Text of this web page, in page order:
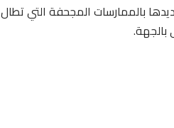
بالممارسات المجحفة التي
بالجهة.